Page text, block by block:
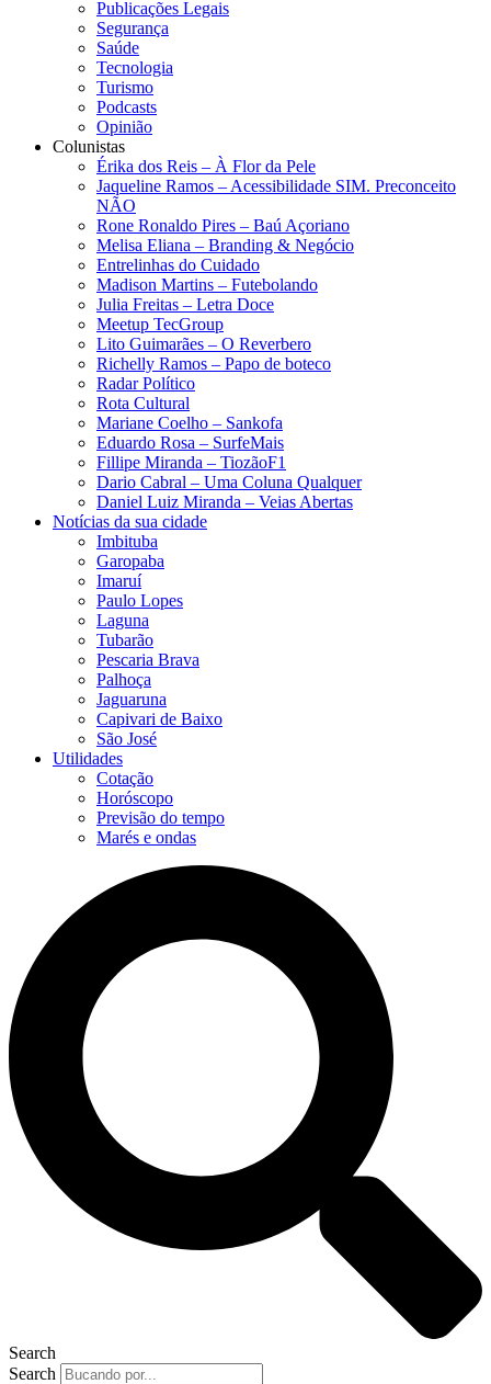
Publicações Legais
Segurança
Saúde
Tecnologia
Turismo
Podcasts
Opinião
Colunistas
Érika dos Reis​ – À Flor da Pele
Jaqueline Ramos – Acessibilidade SIM. Preconceito
NÃO
Rone Ronaldo Pires – Baú Açoriano
Melisa Eliana – Branding & Negócio
Entrelinhas do Cuidado
Madison Martins – Futebolando
Julia Freitas​ – Letra Doce
Meetup TecGroup
Lito Guimarães – O Reverbero
Richelly Ramos​ – Papo de boteco
Radar Político
Rota Cultural
Mariane Coelho – Sankofa
Eduardo Rosa​ – SurfeMais
Fillipe Miranda – TiozãoF1
Dario Cabral – Uma Coluna Qualquer
Daniel Luiz Miranda – Veias Abertas
Notícias da sua cidade
Imbituba
Garopaba
Imaruí
Paulo Lopes
Laguna
Tubarão
Pescaria Brava
Palhoça
Jaguaruna
Capivari de Baixo
São José
Utilidades
Cotação
Horóscopo
Previsão do tempo
Marés e ondas
Search
Search